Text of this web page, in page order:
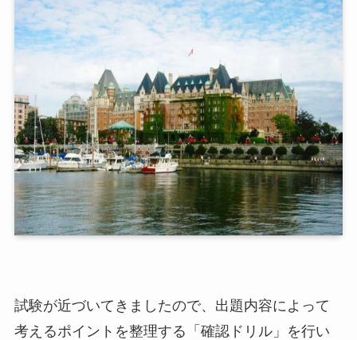
試験が近づいてきましたので、出題内容によって
考えるポイントを整理する「確認ドリル」を行い